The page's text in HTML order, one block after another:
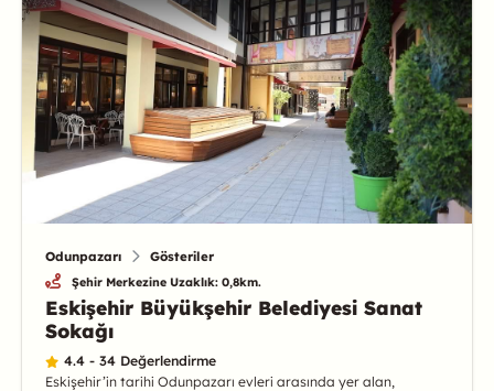
Odunpazarı Gösteriler
Şehir Merkezine Uzaklık: 0,8km.
Eskişehir Büyükşehir Belediyesi Sanat
Sokağı
4.4 - 34 Değerlendirme
Eskişehir’in tarihi Odunpazarı evleri arasında yer alan,